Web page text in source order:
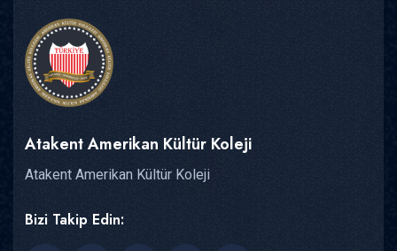
Atakent Amerikan Kültür Koleji
Atakent Amerikan Kültür Koleji
Bizi Takip Edin: